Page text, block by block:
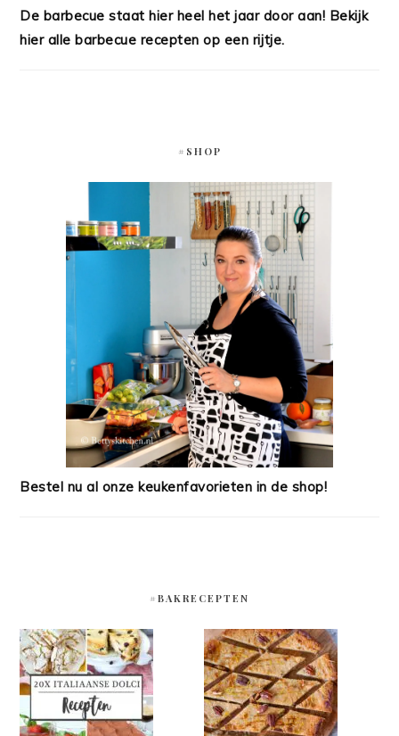
De barbecue staat hier heel het jaar door aan! Bekijk
hier alle barbecue recepten op een rijtje.
#SHOP
Bestel nu al onze keukenfavorieten in de shop!
#BAKRECEPTEN